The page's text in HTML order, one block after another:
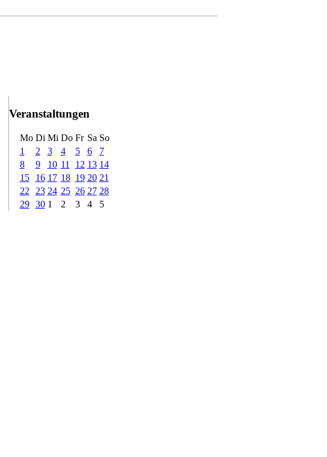
Veranstaltungen
Mo Di Mi Do Fr Sa So
1
2 3 4 5 6
7
8
9 10 11 12 13 14
15
16 17 18 19 20 21
22
23 24 25 26 27 28
29
30 1 2 3 4 5